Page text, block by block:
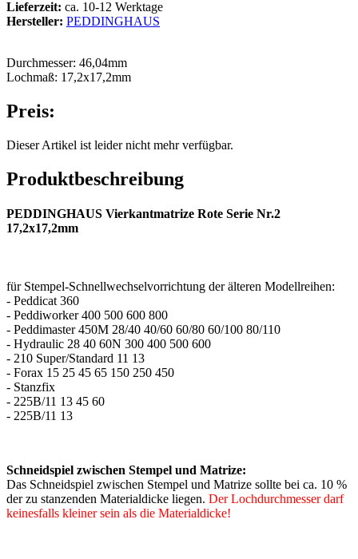
Lieferzeit: ca. 10-12 Werktage
Hersteller: PEDDINGHAUS
Durchmesser: 46,04mm
Lochmaß: 17,2x17,2mm
Preis:
Dieser Artikel ist leider nicht mehr verfügbar.
Produktbeschreibung
PEDDINGHAUS Vierkantmatrize Rote Serie Nr.2
17,2x17,2mm
für Stempel-Schnellwechselvorrichtung der älteren Modellreihen:
- Peddicat 360
- Peddiworker 400 500 600 800
- Peddimaster 450M 28/40 40/60 60/80 60/100 80/110
- Hydraulic 28 40 60N 300 400 500 600
- 210 Super/Standard 11 13
- Forax 15 25 45 65 150 250 450
- Stanzfix
- 225B/11 13 45 60
- 225B/11 13
Schneidspiel zwischen Stempel und Matrize:
Das Schneidspiel zwischen Stempel und Matrize sollte bei ca. 10 %
der zu stanzenden Materialdicke liegen. Der Lochdurchmesser darf
keinesfalls kleiner sein als die Materialdicke!